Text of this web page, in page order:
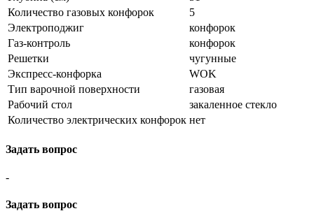
Количество газовых конфорок
5
Электроподжиг
конфорок
Газ-контроль
конфорок
Решетки
чугунные
Экспресс-конфорка
WOK
Тип варочной поверхности
газовая
Рабочий стол
закаленное стекло
Количество электрических конфорок нет
Задать вопрос
-
Задать вопрос